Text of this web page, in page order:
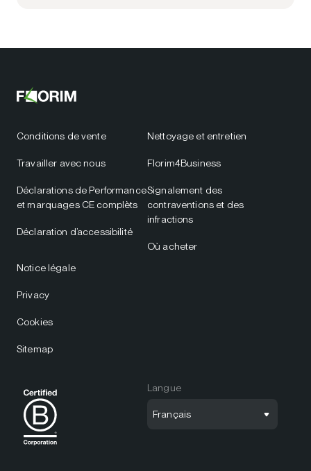
Conditions de vente
Travailler avec nous
Déclarations de Performance
et marquages CE complèts
Déclaration d’accessibilité
Nettoyage et entretien
Florim4Business
Signalement des
contraventions et des
infractions
Où acheter
Notice légale
Privacy
Cookies
Sitemap
Langue
Français